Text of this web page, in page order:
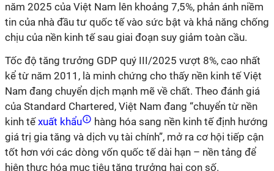
năm 2025 của Việt Nam lên khoảng 7,5%, phản ánh niềm
tin của nhà đầu tư quốc tế vào sức bật và khả năng chống
chịu của nền kinh tế sau giai đoạn suy giảm toàn cầu.
Tốc độ tăng trưởng GDP quý III/2025 vượt 8%, cao nhất
kể từ năm 2011, là minh chứng cho thấy nền kinh tế Việt
Nam đang chuyển dịch mạnh mẽ về chất. Theo đánh giá
của Standard Chartered, Việt Nam đang “chuyển từ nền
kinh tếxuất khẩu
hàng hóa sang nền kinh tế định hướng
giá trị gia tăng và dịch vụ tài chính”, mở ra cơ hội tiếp cận
tốt hơn với các dòng vốn quốc tế dài hạn – nền tảng để
hiện thực hóa mục tiêu tăng trưởng hai con số.